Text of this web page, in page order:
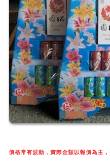
價格常有波動，實際金額以報價為主，